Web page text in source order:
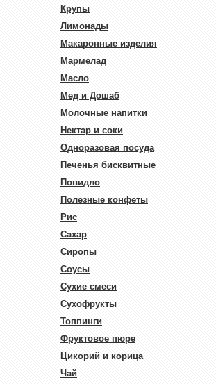
Крупы
Лимонады
Макаронные изделия
Мармелад
Масло
Мед и Дошаб
Молочные напитки
Нектар и соки
Одноразовая посуда
Печенья бисквитные
Повидло
Полезные конфеты
Рис
Сахар
Сиропы
Соусы
Сухие смеси
Сухофрукты
Топпинги
Фруктовое пюре
Цикорий и корица
Чай